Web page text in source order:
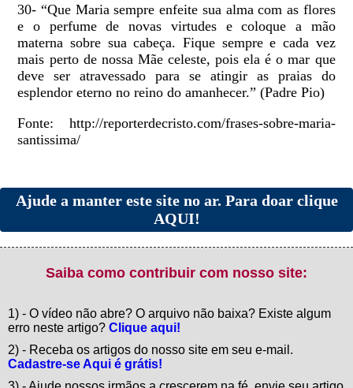
30- “Que Maria sempre enfeite sua alma com as flores
e o perfume de novas virtudes e coloque a mão
materna sobre sua cabeça. Fique sempre e cada vez
mais perto de nossa Mãe celeste, pois ela é o mar que
deve ser atravessado para se atingir as praias do
esplendor eterno no reino do amanhecer.” (Padre Pio)
Fonte: http://reporterdecristo.com/frases-sobre-maria-
santissima/
Ajude a manter este site no ar. Para doar clique
AQUI!
Saiba como contribuir com nosso site:
1) - O vídeo não abre? O arquivo não baixa? Existe algum
erro neste artigo? Clique aqui!
2) - Receba os artigos do nosso site em seu e-mail.
Cadastre-se Aqui é grátis!